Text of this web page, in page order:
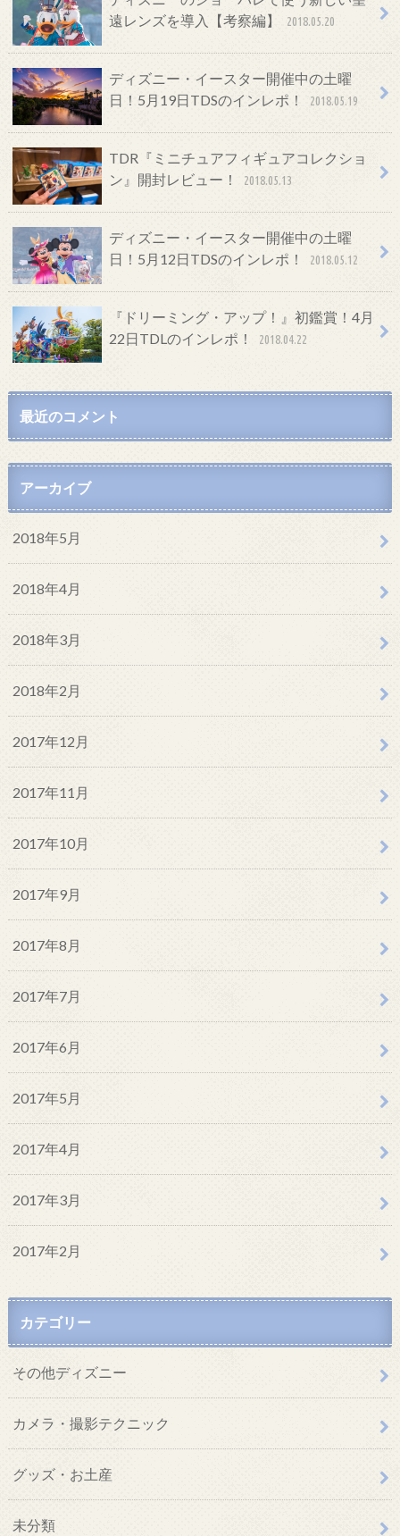
遠レンズを導入【考察編】
2018.05.20
ディズニー・イースター開催中の土曜
日！5月19日TDSのインレポ！
2018.05.19
TDR『ミニチュアフィギュアコレクショ
ン』開封レビュー！
2018.05.13
ディズニー・イースター開催中の土曜
日！5月12日TDSのインレポ！
2018.05.12
『ドリーミング・アップ！』初鑑賞！4月
22日TDLのインレポ！
2018.04.22
最近のコメント
アーカイブ
2018年5月
2018年4月
2018年3月
2018年2月
2017年12月
2017年11月
2017年10月
2017年9月
2017年8月
2017年7月
2017年6月
2017年5月
2017年4月
2017年3月
2017年2月
カテゴリー
その他ディズニー
カメラ・撮影テクニック
グッズ・お土産
未分類